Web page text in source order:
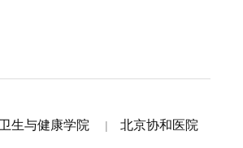
生与健康学院 | 北京协和医院